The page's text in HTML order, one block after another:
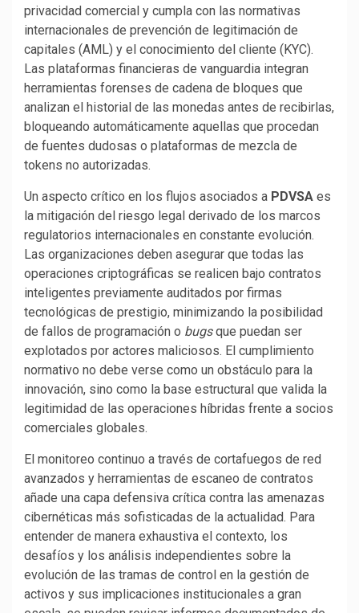
privacidad comercial y cumpla con las normativas
internacionales de prevención de legitimación de
capitales (AML) y el conocimiento del cliente (KYC).
Las plataformas financieras de vanguardia integran
herramientas forenses de cadena de bloques que
analizan el historial de las monedas antes de recibirlas,
bloqueando automáticamente aquellas que procedan
de fuentes dudosas o plataformas de mezcla de
tokens no autorizadas.
Un aspecto crítico en los flujos asociados a PDVSA es
la mitigación del riesgo legal derivado de los marcos
regulatorios internacionales en constante evolución.
Las organizaciones deben asegurar que todas las
operaciones criptográficas se realicen bajo contratos
inteligentes previamente auditados por firmas
tecnológicas de prestigio, minimizando la posibilidad
de fallos de programación o bugsque puedan ser
explotados por actores maliciosos. El cumplimiento
normativo no debe verse como un obstáculo para la
innovación, sino como la base estructural que valida la
legitimidad de las operaciones híbridas frente a socios
comerciales globales.
El monitoreo continuo a través de cortafuegos de red
avanzados y herramientas de escaneo de contratos
añade una capa defensiva crítica contra las amenazas
cibernéticas más sofisticadas de la actualidad. Para
entender de manera exhaustiva el contexto, los
desafíos y los análisis independientes sobre la
evolución de las tramas de control en la gestión de
activos y sus implicaciones institucionales a gran